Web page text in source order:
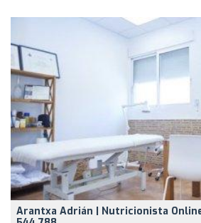
Arantxa Adrián | Nutricionista